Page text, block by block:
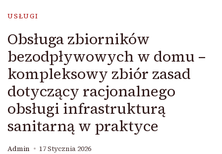
USŁUGI
Obsługa zbiorników
bezodpływowych w domu –
kompleksowy zbiór zasad
dotyczący racjonalnego
obsługi infrastrukturą
sanitarną w praktyce
Admin 17 Stycznia 2026